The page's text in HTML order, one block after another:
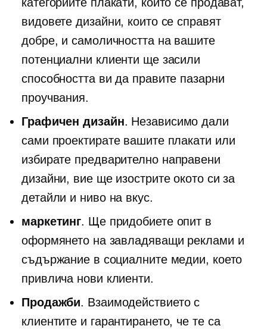
видовете дизайни, които се справят
добре, и самоличността на вашите
потенциални клиенти ще засили
способността ви да правите пазарни
проучвания.
Графичен дизайн. Независимо дали
сами проектирате вашите плакати или
избирате предварително направени
дизайни, вие ще изострите окото си за
детайли и ниво на вкус.
маркетинг. Ще придобиете опит в
оформянето на завладяващи реклами и
съдържание в социалните медии, което
привлича нови клиенти.
Продажби. Взаимодействието с
клиентите и гарантирането, че те са